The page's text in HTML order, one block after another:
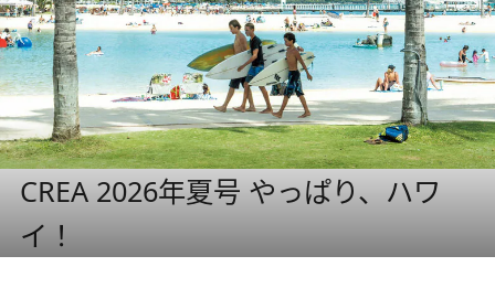
CREA 2026年夏号 やっぱり、ハワ
イ！